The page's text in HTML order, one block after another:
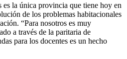
la única provincia que tiene hoy en
de los problemas habitacionales
“Para nosotros es muy
a través de la paritaria de
para los docentes es un hecho